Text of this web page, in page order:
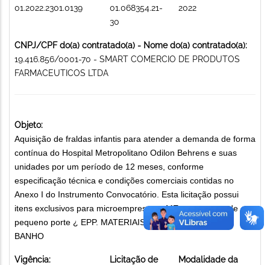
01.2022.2301.0139
01.068354.21-
30
2022
CNPJ/CPF do(a) contratado(a) - Nome do(a) contratado(a):
19.416.856/0001-70 - SMART COMERCIO DE PRODUTOS
FARMACEUTICOS LTDA
Objeto:
Aquisição de fraldas infantis para atender a demanda de forma
contínua do Hospital Metropolitano Odilon Behrens e suas
unidades por um período de 12 meses, conforme
especificação técnica e condições comerciais contidas no
Anexo I do Instrumento Convocatório. Esta licitação possui
itens exclusivos para microempresas ¿ ME e empresas de
pequeno porte ¿ EPP. MATERIAIS PARA CAMA, MESA E
BANHO
Vigência:
Licitação de
Modalidade da